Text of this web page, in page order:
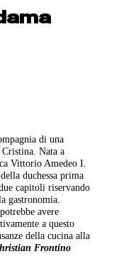
di una
Nata a
Vittorio Amedeo I.
duchessa prima
capitoli riservando
gastronomia.
avere
a questo
della cucina alla
Frontino